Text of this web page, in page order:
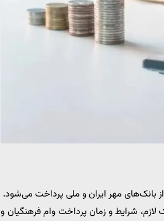
شرایط و زمان پرداخت وام فرهنگیان و